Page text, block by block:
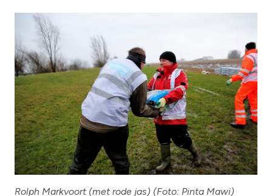
Rolph Markvoort (met rode jas) (Foto: Pinta Mawi)